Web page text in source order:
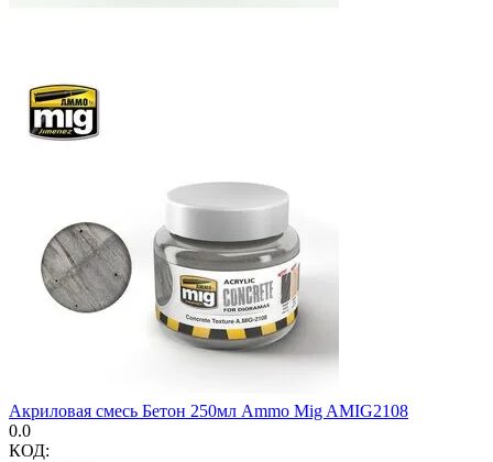
Акриловая смесь Бетон 250мл Ammo Mig AMIG2108
0.0
КОД: